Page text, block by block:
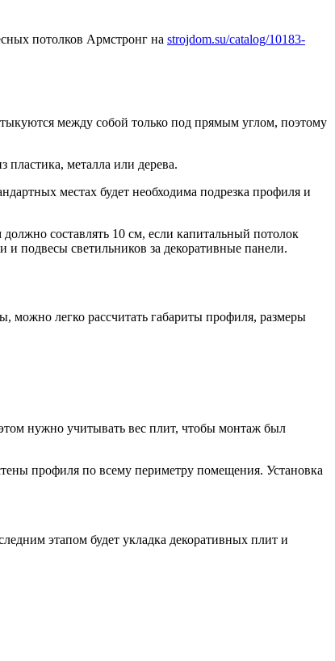
потолков Армстронг на strojdom.su/catalog/10183-
между собой только под прямым углом, поэтому
пластика, металла или дерева.
местах будет необходима подрезка профиля и
составлять 10 см, если капитальный потолок
и подвесы светильников за декоративные панели.
можно легко рассчитать габариты профиля, размеры
нужно учитывать вес плит, чтобы монтаж был
профиля по всему периметру помещения. Установка
этапом будет укладка декоративных плит и